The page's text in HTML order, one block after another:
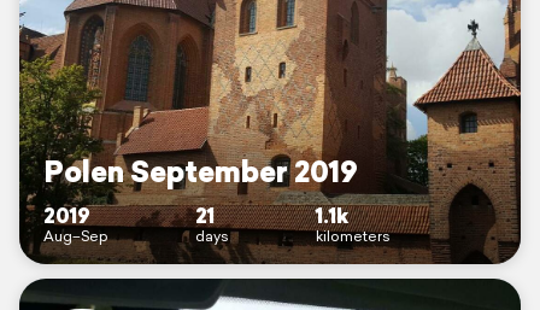
Polen September 2019
2019
Aug–Sep
21
days
1.1k
kilometers